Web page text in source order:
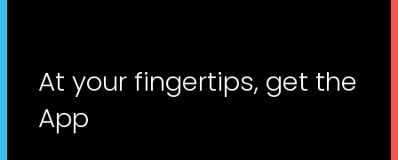
At your fingertips, get the
App